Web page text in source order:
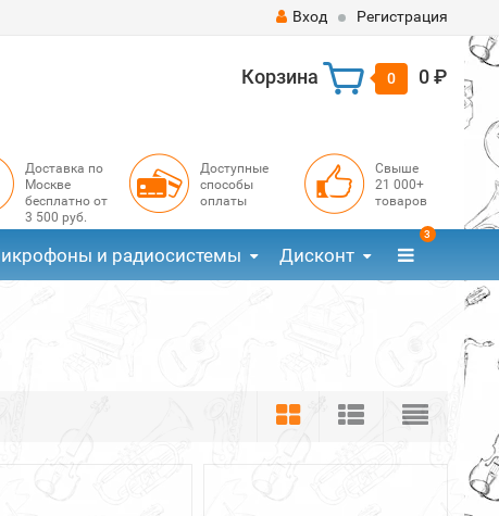
Вход Регистрация
Корзина 0 0 ₽
Доставка по
Москве
бесплатно от
3 500 руб.
Доступные
способы
оплаты
Свыше
21 000+
товаров
и радиосистемы Дисконт
3